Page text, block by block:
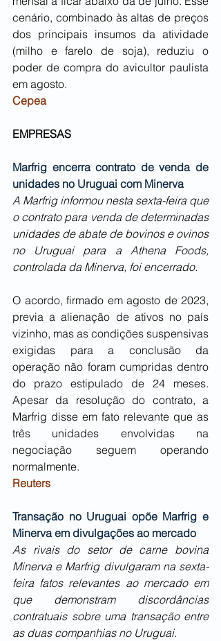
cenário, combinado às altas de preços
dos principais insumos da atividade
(milho e farelo de soja), reduziu o
poder de compra do avicultor paulista
em agosto.
Cepea
EMPRESAS
Marfrig encerra contrato de venda de
unidades no Uruguai com Minerva
A Marfrig informou nesta sexta-feira que
o contrato para venda de determinadas
unidades de abate de bovinos e ovinos
no Uruguai para a Athena Foods,
controlada da Minerva, foi encerrado.
O acordo, firmado em agosto de 2023,
previa a alienação de ativos no país
vizinho, mas as condições suspensivas
exigidas para a conclusão da
operação não foram cumpridas dentro
do prazo estipulado de 24 meses.
Apesar da resolução do contrato, a
Marfrig disse em fato relevante que as
três unidades envolvidas na
negociação seguem operando
normalmente.
Reuters
Transação no Uruguai opõe Marfrig e
Minerva em divulgações ao mercado
As rivais do setor de carne bovina
Minerva e Marfrig divulgaram na sexta-
feira fatos relevantes ao mercado em
que demonstram discordâncias
contratuais sobre uma transação entre
as duas companhias no Uruguai.